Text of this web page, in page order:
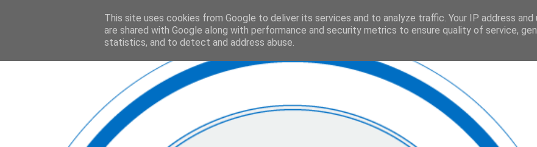
This site uses cookies from Google to deliver its services and to analyze traffic. Your IP address and
are shared with Google along with performance and security metrics to ensure quality of service,
statistics, and to detect and address abuse.